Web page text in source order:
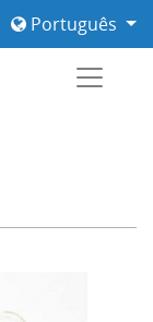
Português